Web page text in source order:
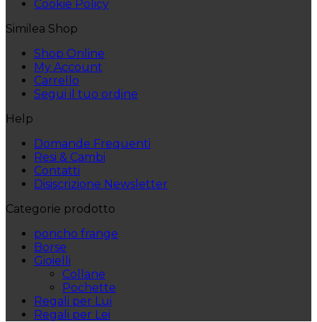
Cookie Policy
Similea Shop
Shop Online
My Account
Carrello
Segui il tuo ordine
Help
Domande Frequenti
Resi & Cambi
Contatti
Disiscrizione Newsletter
Categorie prodotto
poncho frange
Borse
Gioielli
Collane
Pochette
Regali per Lui
Regali per Lei